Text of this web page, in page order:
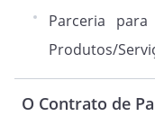
Parceria
Produtos/
O Contrato de